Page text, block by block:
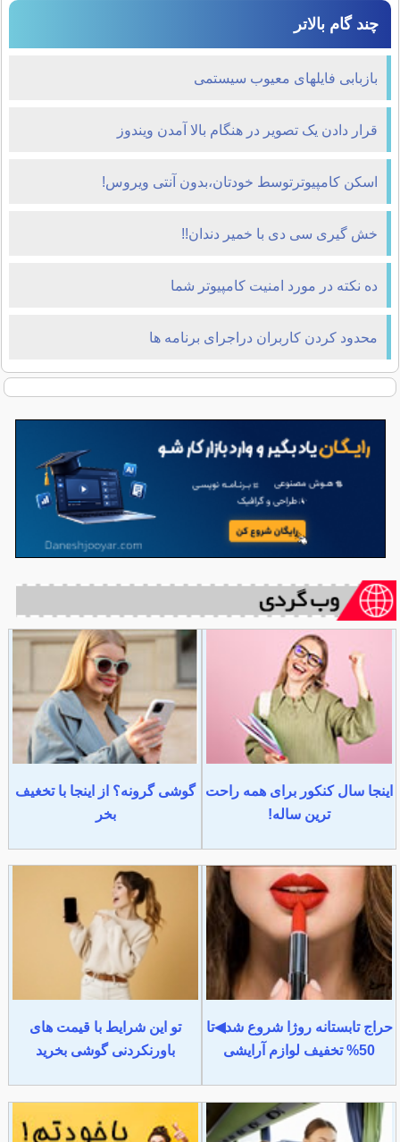
چند گام بالاتر
بازبابی فايلهای معيوب سيستمی
قرار دادن یک تصوير در هنگام بالا آمدن ويندوز
اسکن کامپیوترتوسط خودتان،بدون آنتی ویروس!
خش گیری سی دی با خمیر دندان!!
ده نكته در مورد امنيت كامپيوتر شما
محدود کردن کاربران دراجرای برنامه ها
اینجا سال کنکور برای همه راحت
ترین ساله!
گوشی گرونه؟ از اینجا با تخغیف
بخر
حراج تابستانه روژا شروع شد◀تا
50% تخفیف لوازم آرایشی
تو این شرایط با قیمت های
باورنکردنی گوشی بخرید